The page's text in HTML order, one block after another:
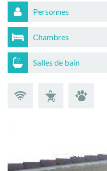
Personnes
Chambres
Salles de bain